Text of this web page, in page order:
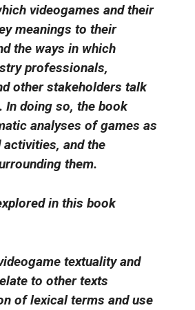
videogames and their
meanings to their
the ways in which
professionals,
other stakeholders talk
In doing so, the book
analyses of games as
and the
them.
in this book
textuality and
to other texts
of lexical terms and use